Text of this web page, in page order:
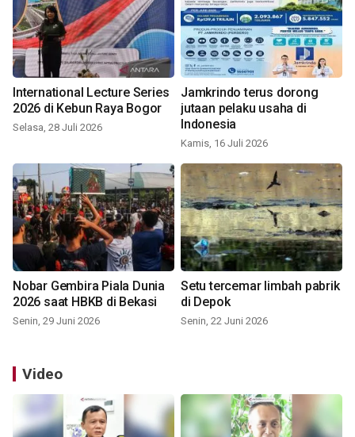
International Lecture Series
2026 di Kebun Raya Bogor
Selasa, 28 Juli 2026
Jamkrindo terus dorong
jutaan pelaku usaha di
Indonesia
Kamis, 16 Juli 2026
Nobar Gembira Piala Dunia
2026 saat HBKB di Bekasi
Senin, 29 Juni 2026
Setu tercemar limbah pabrik
di Depok
Senin, 22 Juni 2026
Video